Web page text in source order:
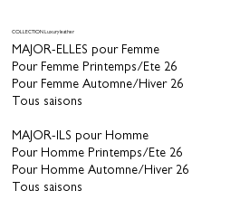
COLLECTION Luxury leather
MAJOR-ELLES pour Femme
Pour Femme Printemps/Ete 26
Pour Femme Automne/Hiver 26
Tous saisons
MAJOR-ILS pour Homme
Pour Homme Printemps/Ete 26
Pour Homme Automne/Hiver 26
Tous saisons